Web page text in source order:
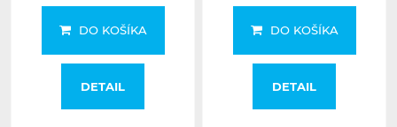
DO KOŠÍKA
DETAIL
DO KOŠÍKA
DETAIL